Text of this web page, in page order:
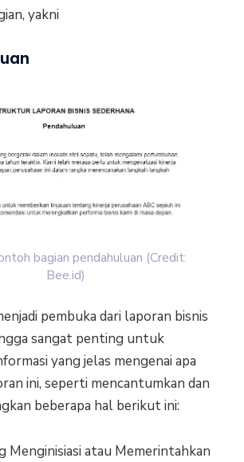
yakni
bagian pendahuluan (Credit:
Bee.id)
pembuka dari laporan bisnis
sangat penting untuk
yang jelas mengenai apa
ini, seperti mencantumkan dan
beberapa hal berikut ini:
Menginisiasi atau Memerintahkan